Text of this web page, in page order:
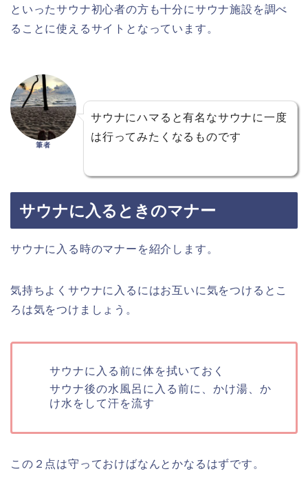
といったサウナ初心者の方も十分にサウナ施設を調べ
ることに使えるサイトとなっています。
筆者
サウナにハマると有名なサウナに一度
は行ってみたくなるものです
サウナに入るときのマナー
サウナに入る時のマナーを紹介します。
気持ちよくサウナに入るにはお互いに気をつけるとこ
ろは気をつけましょう。
サウナに入る前に体を拭いておく
サウナ後の水風呂に入る前に、かけ湯、か
け水をして汗を流す
この２点は守っておけばなんとかなるはずです。